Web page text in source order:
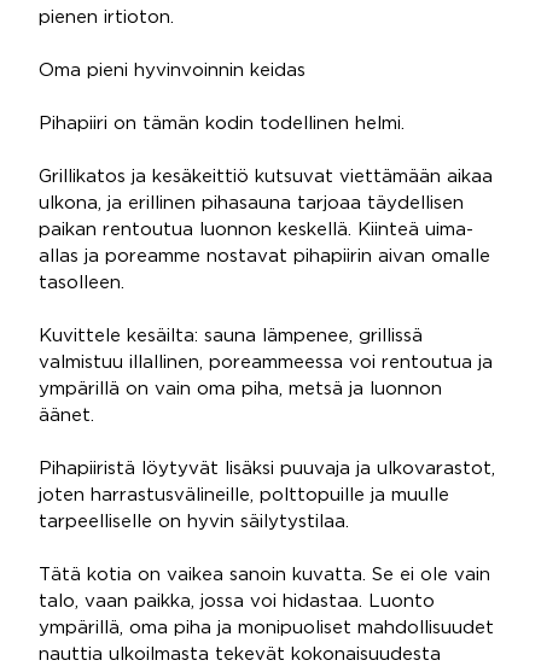
pienen irtioton.
Oma pieni hyvinvoinnin keidas
Pihapiiri on tämän kodin todellinen helmi.
Grillikatos ja kesäkeittiö kutsuvat viettämään aikaa
ulkona, ja erillinen pihasauna tarjoaa täydellisen
paikan rentoutua luonnon keskellä. Kiinteä uima-
allas ja poreamme nostavat pihapiirin aivan omalle
tasolleen.
Kuvittele kesäilta: sauna lämpenee, grillissä
valmistuu illallinen, poreammeessa voi rentoutua ja
ympärillä on vain oma piha, metsä ja luonnon
äänet.
Pihapiiristä löytyvät lisäksi puuvaja ja ulkovarastot,
joten harrastusvälineille, polttopuille ja muulle
tarpeelliselle on hyvin säilytystilaa.
Tätä kotia on vaikea sanoin kuvatta. Se ei ole vain
talo, vaan paikka, jossa voi hidastaa. Luonto
ympärillä, oma piha ja monipuoliset mahdollisuudet
nauttia ulkoilmasta tekevät kokonaisuudesta